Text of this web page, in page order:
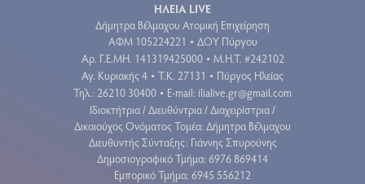
ΗΛΕΙΑ LIVE
Δήμητρα Βέλμαχου Ατομική Επιχείρηση
ΑΦΜ 105224221 • ΔΟΥ Πύργου
Aρ. Γ.Ε.ΜΗ. 141319425000 • Μ.Η.Τ. #242102
Αγ. Κυριακής 4 • Τ.Κ. 27131 • Πύργος Ηλείας
Τηλ.: 26210 30400 • E-mail: ilialive.gr@gmail.com
Ιδιοκτήτρια / Διευθύντρια / Διαχειρίστρια /
Δικαιούχος Ονόματος Τομέα: Δήμητρα Βέλμαχου
Διευθυντής Σύνταξης: Γιάννης Σπυρούνης
Δημοσιογραφικό Τμήμα: 6976 869414
Εμπορικό Τμήμα: 6945 556212